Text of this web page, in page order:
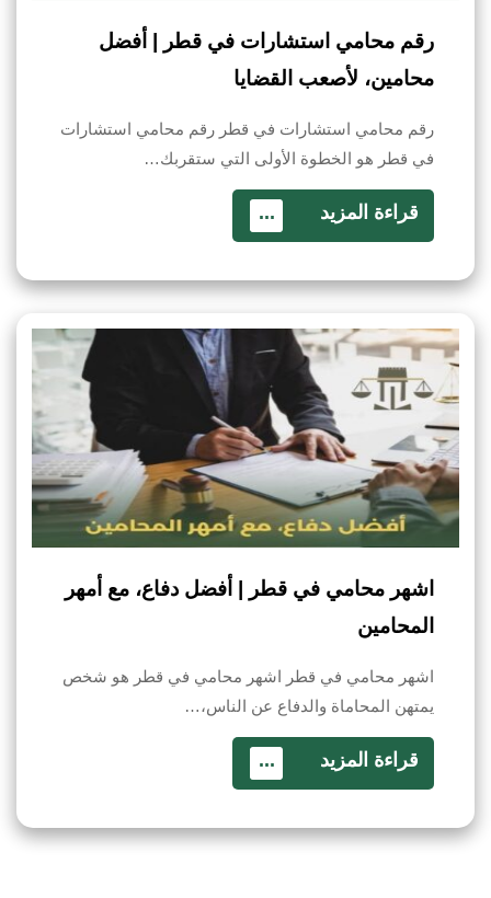
رقم محامي استشارات في قطر | أفضل
محامين، لأصعب القضايا
رقم محامي استشارات في قطر رقم محامي استشارات
في قطر هو الخطوة الأولى التي ستقربك…
قراءة المزيد ...
اشهر محامي في قطر | أفضل دفاع، مع أمهر
المحامين
اشهر محامي في قطر اشهر محامي في قطر هو شخص
يمتهن المحاماة والدفاع عن الناس،…
قراءة المزيد ...